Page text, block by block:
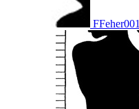
FFeher001